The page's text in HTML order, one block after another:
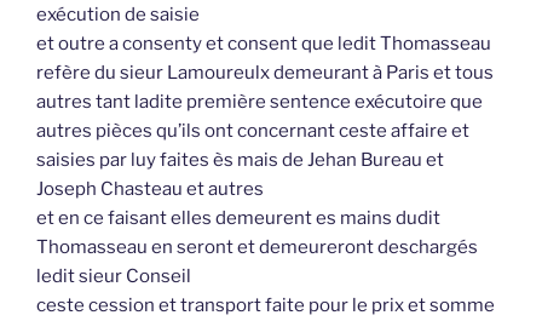
exécution de saisie
et outre a consenty et consent que ledit Thomasseau
refère du sieur Lamoureulx demeurant à Paris et tous
autres tant ladite première sentence exécutoire que
autres pièces qu’ils ont concernant ceste affaire et
saisies par luy faites ès mais de Jehan Bureau et
Joseph Chasteau et autres
et en ce faisant elles demeurent es mains dudit
Thomasseau en seront et demeureront deschargés
ledit sieur Conseil
ceste cession et transport faite pour le prix et somme